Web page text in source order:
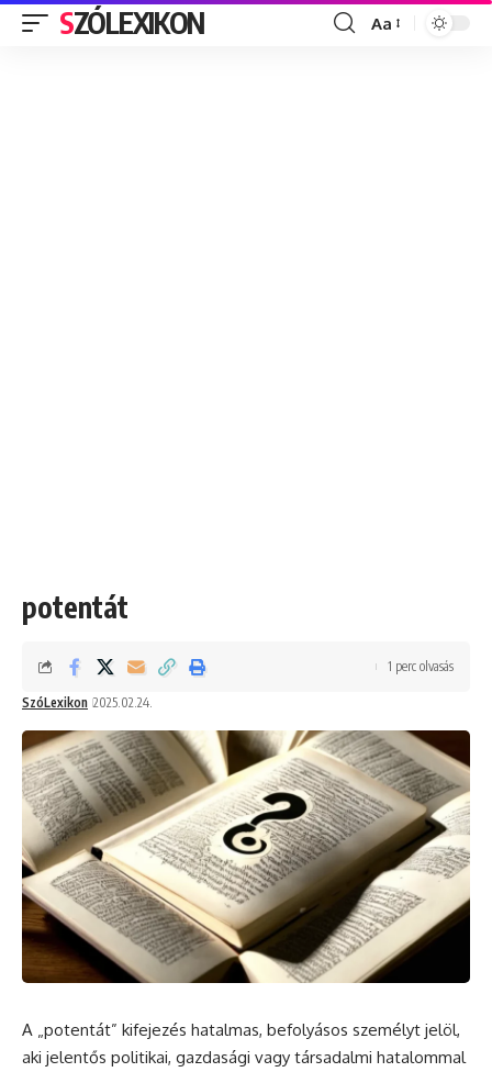
SZÓLEXIKON
Font
Aa
potentát
SzóLexikon 2025.02.24.
1 perc olvasás
A „potentát” kifejezés hatalmas, befolyásos személyt jelöl,
aki jelentős politikai, gazdasági vagy társadalmi hatalommal